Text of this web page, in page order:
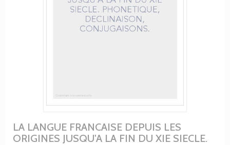
LA LANGUE FRANCAISE DEPUIS LES
ORIGINES JUSQU'A LA FIN DU XIE SIECLE.